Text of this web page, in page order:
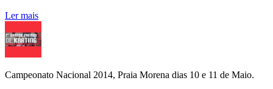
Ler mais
Campeonato Nacional 2014, Praia Morena dias 10 e 11 de Maio.